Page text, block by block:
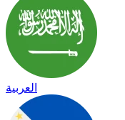
العربية